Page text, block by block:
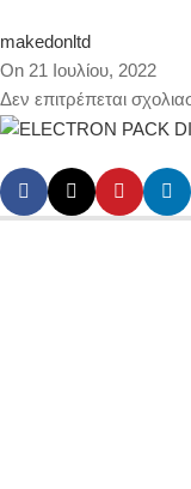
makedonltd
On 21 Ιουλίου, 2022
Δεν επιτρέπεται